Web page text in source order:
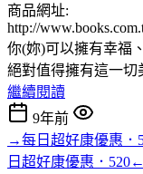
商品網址:
http://
你(妳)可以擁有幸福
絕對值得擁有這一切
繼續閱讀
9年前
→每日超好康優惠．
日超好康優惠．520←